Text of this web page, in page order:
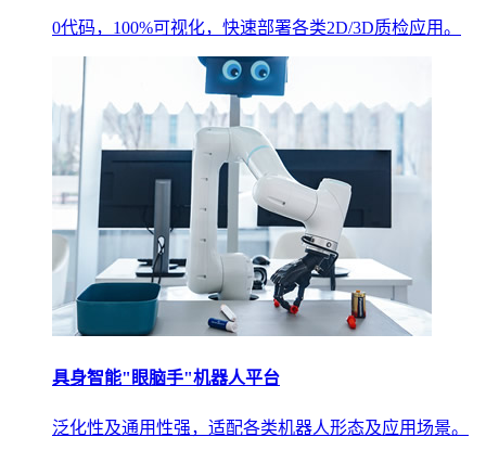
0代码，100%可视化，快速部署各类2D/3D质检应用。
具身智能"眼脑手"机器人平台
泛化性及通用性强，适配各类机器人形态及应用场景。